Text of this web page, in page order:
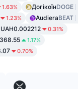
1.63% ДогікоїнDOGE
1.23% AudieraBEAT
UAH0.002212 0.31%
1.17%
0.70%